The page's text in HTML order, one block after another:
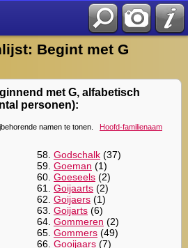
Begint met G
met G, alfabetisch
personen):
namen te tonen. Hoofd-familienaam
58. Godschalk (37)
59. Goeman (1)
60. Goeseels (2)
61. Goijaarts (2)
62. Goijaers (1)
63. Goijarts (6)
64. Gommeren (2)
65. Gommers (49)
66. Gooijaars (7)